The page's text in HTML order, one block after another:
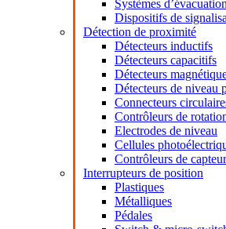
Systèmes d’évacuation
Dispositifs de
Détection de proximité
Détecteurs inductifs
Détecteurs capacitifs
Détecteurs
Détecteurs de niveau
Connecteurs
Contrôleurs de
Electrodes de niveau
Cellules
Contrôleurs de
Interrupteurs de position
Plastiques
Métalliques
Pédales